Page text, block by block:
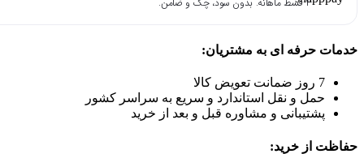
خدمات حرفه ای به مشتریان:
7 روز ضمانت تعویض کالا
حمل و نقل استاندارد و سریع به سراسر کشور
پشتیبانی و مشاوره قبل و بعد از خرید
حفاظت از خرید: